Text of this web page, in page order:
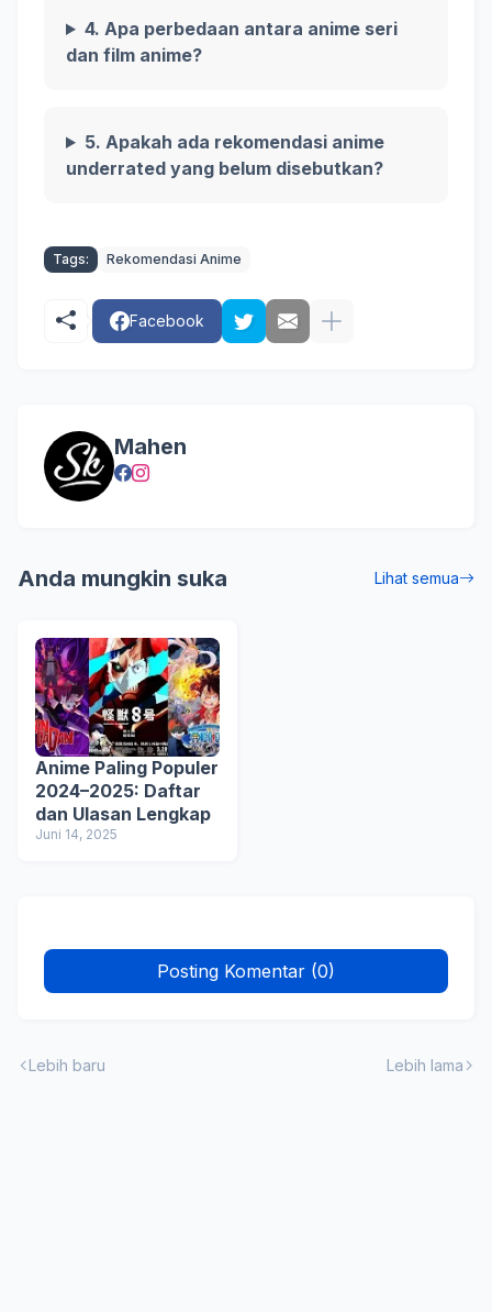
4. Apa perbedaan antara anime seri
dan film anime?
5. Apakah ada rekomendasi anime
underrated yang belum disebutkan?
Tags: Rekomendasi Anime
Facebook
Mahen
Anda mungkin suka Lihat semua
Anime Paling Populer
2024–2025: Daftar
dan Ulasan Lengkap
Juni 14, 2025
Posting Komentar (0)
Lebih baru Lebih lama